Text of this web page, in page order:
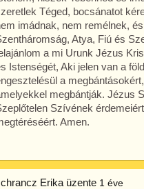
Téged, bocsánatot
imádnak, nem remélnek,
Atya, Fiú és
a mi Urunk Jézus
Istenségét, Aki jelen van a
a
megbántják. Jézus
Szívének
Amen.
Erika üzente 1 éve